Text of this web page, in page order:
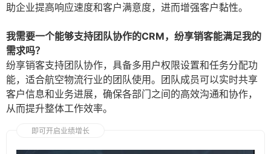
助企业提高响应速度和客户满意度，进而增强客户黏性。
我需要一个能够支持团队协作的CRM，纷享销客能满足我的
需求吗？
纷享销客支持团队协作，具备多用户权限设置和任务分配功
能，适合航空物流行业的团队使用。团队成员可以实时共享
客户信息和业务进展，确保各部门之间的高效沟通和协作，
从而提升整体工作效率。
即可开启业绩增长